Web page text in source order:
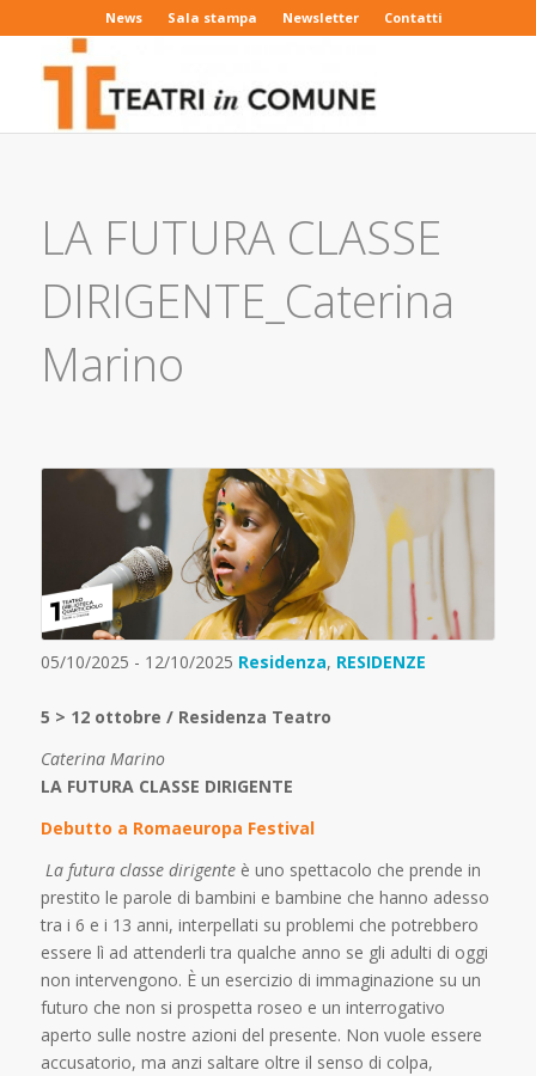
News Sala stampa Newsletter Contatti
LA FUTURA CLASSE
DIRIGENTE_Caterina
Marino
05/10/2025 - 12/10/2025 Residenza, RESIDENZE
5 > 12 ottobre / Residenza Teatro
Caterina Marino
LA FUTURA CLASSE DIRIGENTE
Debutto a Romaeuropa Festival
La futura classe dirigenteè uno spettacolo che prende in
prestito le parole di bambini e bambine che hanno adesso
tra i 6 e i 13 anni, interpellati su problemi che potrebbero
essere lì ad attenderli tra qualche anno se gli adulti di oggi
non intervengono. È un esercizio di immaginazione su un
futuro che non si prospetta roseo e un interrogativo
aperto sulle nostre azioni del presente. Non vuole essere
accusatorio, ma anzi saltare oltre il senso di colpa,